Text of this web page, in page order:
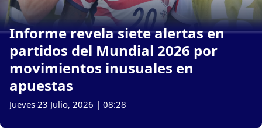
Informe revela siete alertas en
partidos del Mundial 2026 por
movimientos inusuales en
apuestas
Jueves 23 Julio, 2026 | 08:28